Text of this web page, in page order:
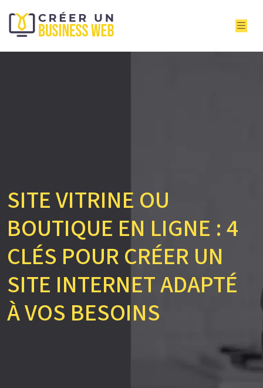
SITE VITRINE OU
BOUTIQUE EN LIGNE : 4
CLÉS POUR CRÉER UN
SITE INTERNET ADAPTÉ
À VOS BESOINS